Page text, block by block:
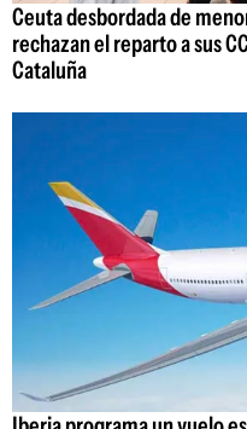
Ceuta desbordada de
rechazan el reparto a sus
Cataluña